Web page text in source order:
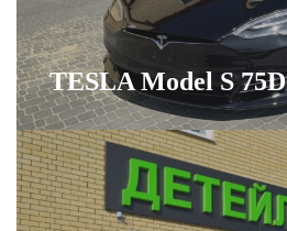
TESLA Model S 75D